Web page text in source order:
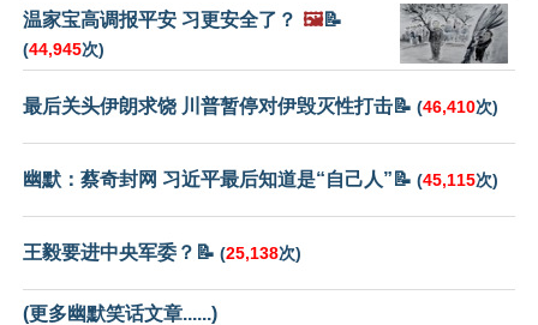
温家宝高调报平安 习更安全了？ 🖼️📝
(44,945次)
最后关头伊朗求饶 川普暂停对伊毁灭性打击📝 (46,410次)
幽默：蔡奇封网 习近平最后知道是“自己人”📝 (45,115次)
王毅要进中央军委？📝 (25,138次)
(更多幽默笑话文章......)